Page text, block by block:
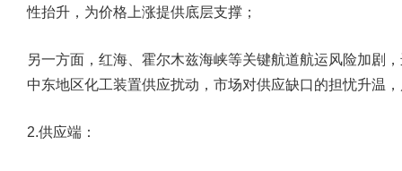
性抬升，为价格上涨提供底层支撑；
另一方面，红海、霍尔木兹海峡等关键航道航运风险加剧
中东地区化工装置供应扰动，市场对供应缺口的担忧升温
2.供应端：